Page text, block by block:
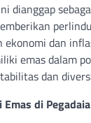
dianggap
dan
emas dalam
dan
di